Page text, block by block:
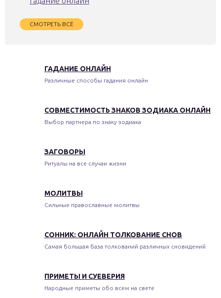
СМОТРЕТЬ ВСЁ
ГАДАНИЕ ОНЛАЙН
Различные способы гадания онлайн
СОВМЕСТИМОСТЬ ЗНАКОВ ЗОДИАКА ОНЛАЙН
Выбор партнера по знаку зодиака
ЗАГОВОРЫ
Ритуалы на все случаи жизни
МОЛИТВЫ
Сильные православные молитвы
СОННИК: ОНЛАЙН ТОЛКОВАНИЕ СНОВ
Самая большая база толкований различных сновидений
ПРИМЕТЫ И СУЕВЕРИЯ
Народные приметы обо всем на свете